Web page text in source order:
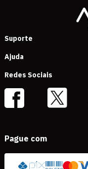
Suporte
Ajuda
Redes Sociais
Pague com